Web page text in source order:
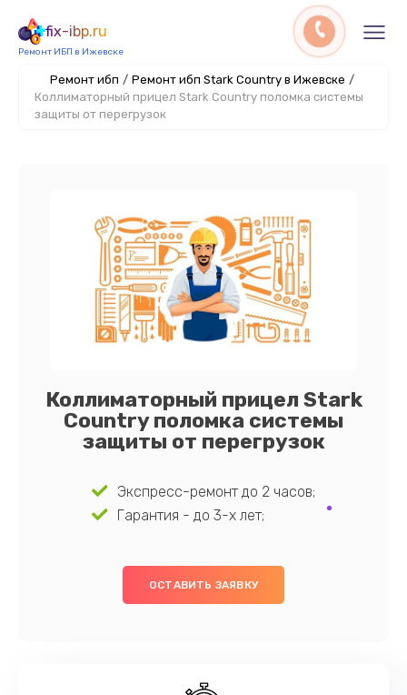
fix-ibp.ru
Ремонт ИБП в Ижевске
Ремонт ибп / Ремонт ибп Stark Country в Ижевске /
Коллиматорный прицел Stark Country поломка системы
защиты от перегрузок
Коллиматорный прицел Stark
Country поломка системы
защиты от перегрузок
Экспресс-ремонт до 2 часов;
Гарантия - до 3-х лет;
ОСТАВИТЬ ЗАЯВКУ